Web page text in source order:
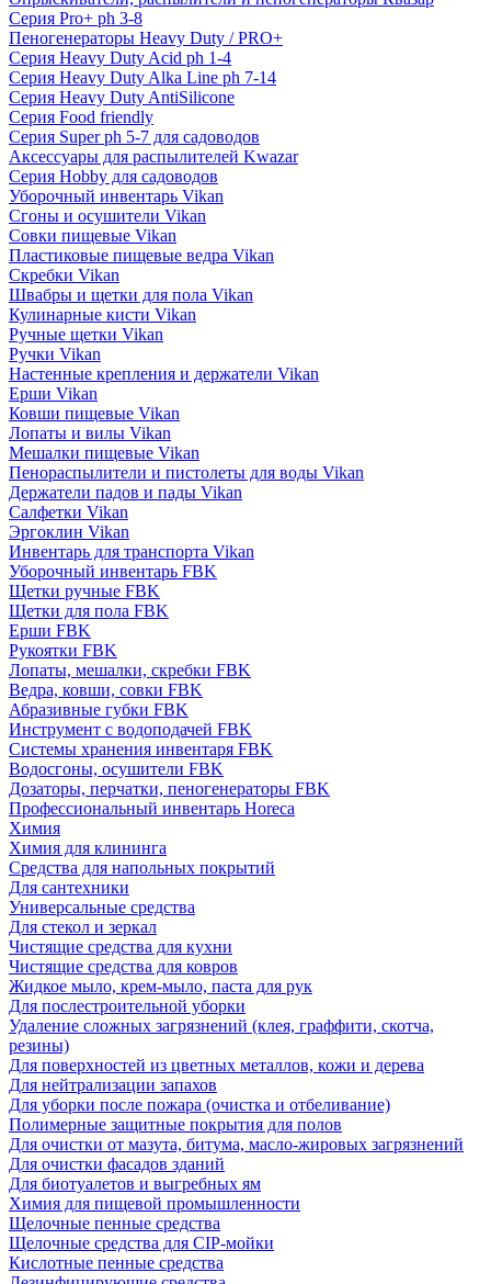
Серия Pro+ ph 3-8
Пеногенераторы Heavy Duty / PRO+
Серия Heavy Duty Acid ph 1-4
Серия Heavy Duty Alka Line ph 7-14
Серия Heavy Duty AntiSilicone
Серия Food friendly
Серия Super ph 5-7 для садоводов
Аксессуары для распылителей Kwazar
Серия Hobby для садоводов
Уборочный инвентарь Vikan
Сгоны и осушители Vikan
Совки пищевые Vikan
Пластиковые пищевые ведра Vikan
Скребки Vikan
Швабры и щетки для пола Vikan
Кулинарные кисти Vikan
Ручные щетки Vikan
Ручки Vikan
Настенные крепления и держатели Vikan
Ерши Vikan
Ковши пищевые Vikan
Лопаты и вилы Vikan
Мешалки пищевые Vikan
Пенораспылители и пистолеты для воды Vikan
Держатели падов и пады Vikan
Салфетки Vikan
Эргоклин Vikan
Инвентарь для транспорта Vikan
Уборочный инвентарь FBK
Щетки ручные FBK
Щетки для пола FBK
Ерши FBK
Рукоятки FBK
Лопаты, мешалки, скребки FBK
Ведра, ковши, совки FBK
Абразивные губки FBK
Инструмент с водоподачей FBK
Системы хранения инвентаря FBK
Водосгоны, осушители FBK
Дозаторы, перчатки, пеногенераторы FBK
Профессиональный инвентарь Horeca
Химия
Химия для клининга
Средства для напольных покрытий
Для сантехники
Универсальные средства
Для стекол и зеркал
Чистящие средства для кухни
Чистящие средства для ковров
Жидкое мыло, крем-мыло, паста для рук
Для послестроительной уборки
Удаление сложных загрязнений (клея, граффити, скотча,
резины)
Для поверхностей из цветных металлов, кожи и дерева
Для нейтрализации запахов
Для уборки после пожара (очистка и отбеливание)
Полимерные защитные покрытия для полов
Для очистки от мазута, битума, масло-жировых загрязнений
Для очистки фасадов зданий
Для биотуалетов и выгребных ям
Химия для пищевой промышленности
Щелочные пенные средства
Щелочные средства для CIP-мойки
Кислотные пенные средства